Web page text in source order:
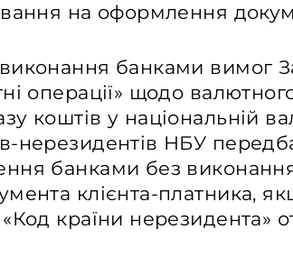
на оформлення
банками вимог
операції» щодо
коштів у національній
нерезидентів НБУ
банками без
клієнта-платника,
країни нерезидента»